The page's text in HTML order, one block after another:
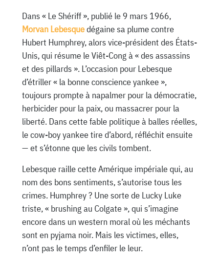
Dans « Le Shériff », publié le 9 mars 1966,
Morvan Lebesquedégaine sa plume contre
Hubert Humphrey, alors vice-président des États-
Unis, qui résume le Viêt-Cong à « des assassins
et des pillards ». L’occasion pour Lebesque
d’étriller « la bonne conscience yankee »,
toujours prompte à napalmer pour la démocratie,
herbicider pour la paix, ou massacrer pour la
liberté. Dans cette fable politique à balles réelles,
le cow-boy yankee tire d’abord, réfléchit ensuite
— et s’étonne que les civils tombent.
Lebesque raille cette Amérique impériale qui, au
nom des bons sentiments, s’autorise tous les
crimes. Humphrey ? Une sorte de Lucky Luke
triste, « brushing au Colgate », qui s’imagine
encore dans un western moral où les méchants
sont en pyjama noir. Mais les victimes, elles,
n’ont pas le temps d’enfiler le leur.